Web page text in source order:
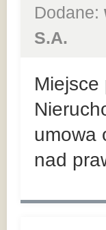
Dodane:
S.A.
Miejsce
umowa
nad